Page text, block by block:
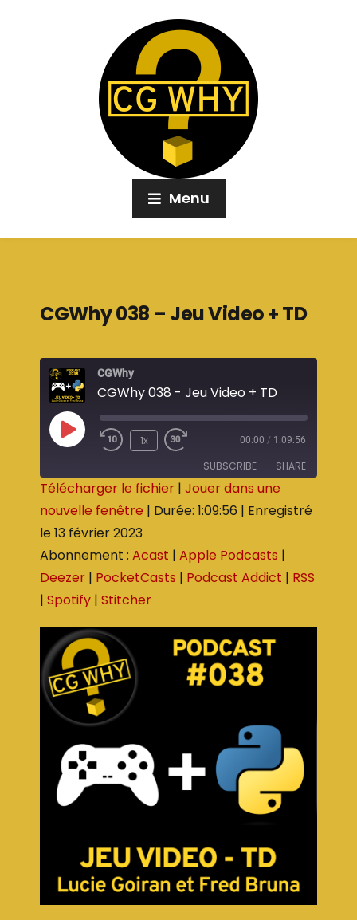
Menu
CGWhy 038 – Jeu Video + TD
CGWhy
CGWhy 038 - Jeu Video + TD
1x 00:00 / 1:09:56
SUBSCRIBE SHARE
Acast Apple Podcasts
Deezer
Podcast Addict RSS
Spotify Stitcher
RSS FEED
SHARE
EMBED
Télécharger le fichier | Jouer dans une
nouvelle fenêtre | Durée: 1:09:56 | Enregistré
le 13 février 2023
Abonnement : Acast | Apple Podcasts |
Deezer | PocketCasts | Podcast Addict | RSS
| Spotify | Stitcher